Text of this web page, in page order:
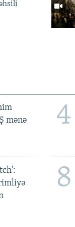
mənə
4
8